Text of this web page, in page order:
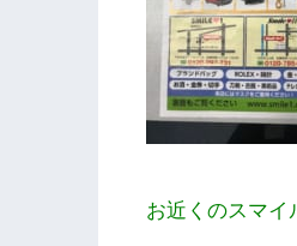
お近くのスマイ